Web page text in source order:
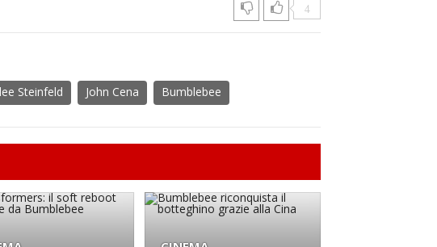
4
Steinfeld John Cena Bumblebee